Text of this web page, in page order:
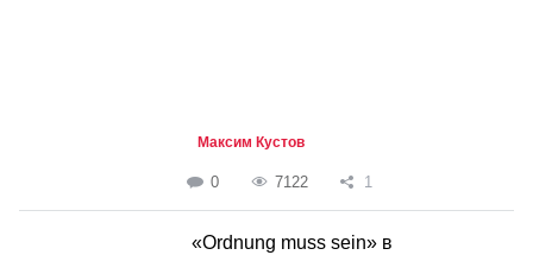
Максим Кустов
0 7122 1
«Ordnung muss sein» в